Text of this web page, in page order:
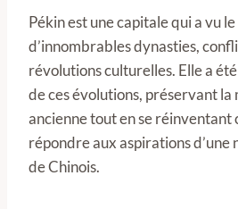
Pékin est une capitale qui a vu
d’innombrables dynasties,
révolutions culturelles. Elle a
de ces évolutions, préservant la
ancienne tout en se réinventant
répondre aux aspirations
de Chinois.